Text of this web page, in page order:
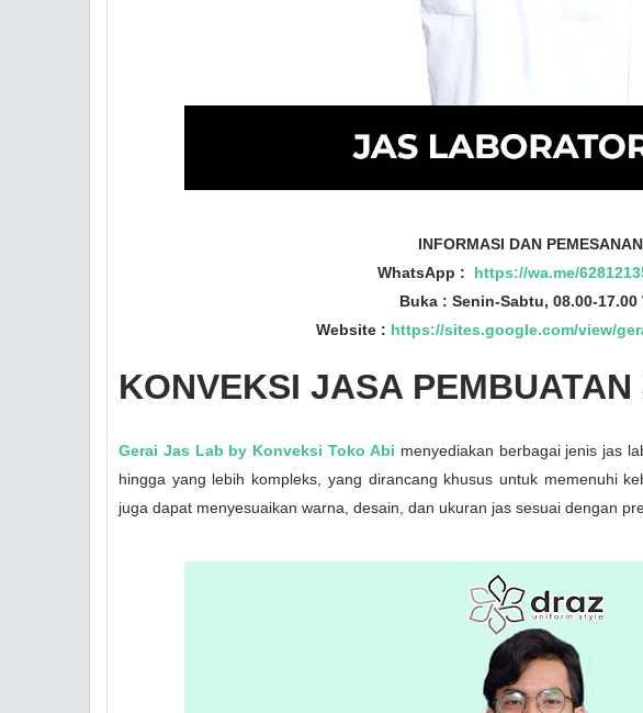
INFORMASI DAN
WhatsApp : https://wa.me/
Buka : Senin-Sabtu, 08.00-17.00
Website : https://sites.google.com/view/
KONVEKSI JASA
Gerai Jas Lab by Konveksi Toko Abi menyediakan berbagai jenis jas
hingga yang lebih kompleks, yang dirancang khusus untuk memenuhi
juga dapat menyesuaikan warna, desain, dan ukuran jas sesuai dengan